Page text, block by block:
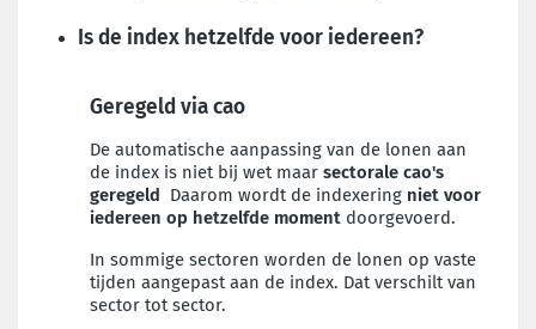
Is de index hetzelfde voor iedereen?
Geregeld via cao
De automatische aanpassing van de lonen aan
de index is niet bij wet maar sectorale cao's
geregeld Daarom wordt de indexering niet voor
iedereen op hetzelfde moment doorgevoerd.
In sommige sectoren worden de lonen op vaste
tijden aangepast aan de index. Dat verschilt van
sector tot sector.